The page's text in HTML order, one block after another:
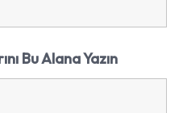
Bu Alana Yazın